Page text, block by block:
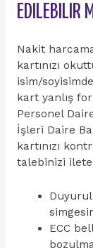
EDILEBILIR
Nakit
kartınızı
isim/
kart yanlış
Personel
İşleri Daire
kartınızı
talebinizi
ECC